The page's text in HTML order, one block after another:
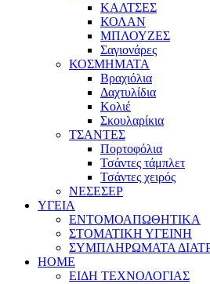
ΚΑΛΤΣΕΣ
ΚΟΛΑΝ
ΜΠΛΟΥΖΕΣ
Σαγιονάρες
ΚΟΣΜΗΜΑΤΑ
Βραχιόλια
Δαχτυλίδια
Κολιέ
Σκουλαρίκια
ΤΣΑΝΤΕΣ
Πορτοφόλια
Τσάντες τάμπλετ
Τσάντες χειρός
ΝΕΣΕΣΕΡ
ΥΓΕΙΑ
ΕΝΤΟΜΟΑΠΩΘΗΤΙΚΑ
ΣΤΟΜΑΤΙΚΗ ΥΓΕΙΝΗ
ΣΥΜΠΛΗΡΩΜΑΤΑ
HOME
ΕΙΔΗ ΤΕΧΝΟΛΟΓΙΑΣ